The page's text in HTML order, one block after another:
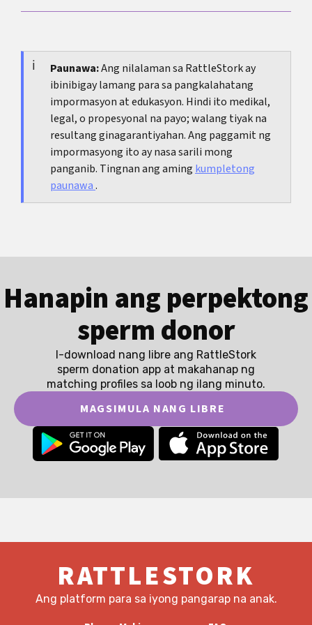
unting gumagaan, madalas sapat na ang init,
pahinga, at walang laman na pantog. Pero kung
hindi ka makatulog, makapagpasuso, o halos
hindi makagalaw nang komportable,
makakatulong ang pagkontrol sa sakit.
Paunawa:Ang nilalaman sa RattleStork ay
ibinibigay lamang para sa pangkalahatang
impormasyon at edukasyon. Hindi ito medikal,
legal, o propesyonal na payo; walang tiyak na
resultang ginagarantiyahan. Ang paggamit ng
impormasyong ito ay nasa sarili mong
panganib. Tingnan ang amingkumpletong
paunawa.
Hanapin ang perpektong
sperm donor
I-download nang libre ang RattleStork
sperm donation app at makahanap ng
matching profiles sa loob ng ilang minuto.
MAGSIMULA NANG LIBRE
RATTLESTORK
Ang platform para sa iyong pangarap na anak.